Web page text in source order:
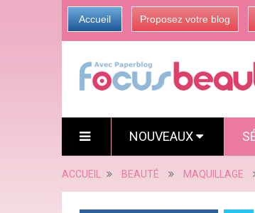
Accueil Proposez votre blog
NOUVEAUX
ACCUEIL BEAUTÉ MAQUILLAGE